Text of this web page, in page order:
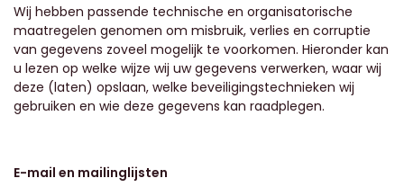
Wij hebben passende technische en organisatorische
maatregelen genomen om misbruik, verlies en corruptie
van gegevens zoveel mogelijk te voorkomen. Hieronder kan
u lezen op welke wijze wij uw gegevens verwerken, waar wij
deze (laten) opslaan, welke beveiligingstechnieken wij
gebruiken en wie deze gegevens kan raadplegen.
E-mail en mailinglijsten